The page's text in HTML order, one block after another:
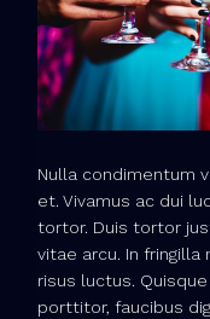
Nulla condimentum
et. Vivamus ac dui
tortor. Duis tortor
vitae arcu. In
risus luctus.
porttitor, faucibus